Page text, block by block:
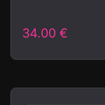
34.00 €